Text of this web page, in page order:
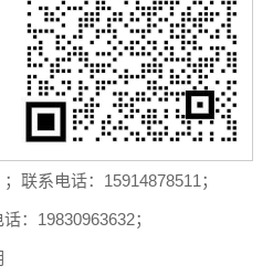
联系电话：15914878511；
：19830963632；